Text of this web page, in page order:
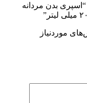
بدن مردانه
موردنیاز